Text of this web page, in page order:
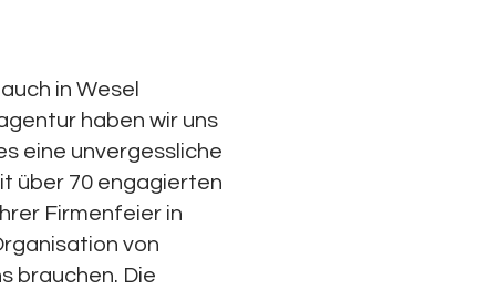
in Wesel
haben wir uns
eine unvergessliche
über 70 engagierten
Firmenfeier in
von
brauchen. Die